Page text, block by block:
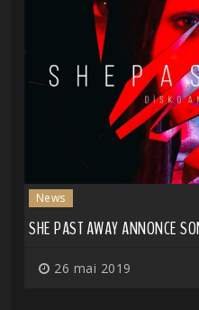
News
SHE PAST AWAY ANNONCE
26 mai 2019